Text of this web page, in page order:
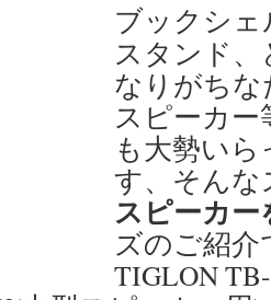
ブックシ
スタンド
なりがちな
スピーカー
も大勢い
す、そん
スピーカー
ズのご紹介
TIGLON